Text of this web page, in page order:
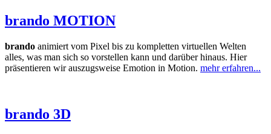
brando MOTION
brando animiert vom Pixel bis zu kompletten virtuellen Welten
alles, was man sich so vorstellen kann und darüber hinaus. Hier
präsentieren wir auszugsweise Emotion in Motion. mehr erfahren...
brando 3D